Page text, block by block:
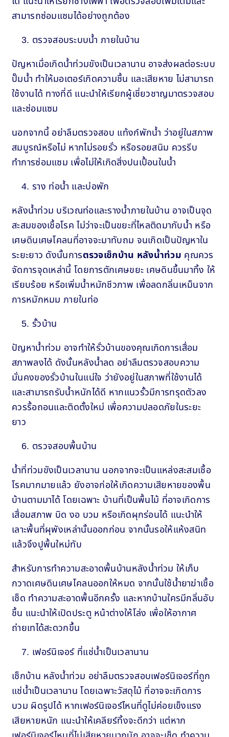
สามารถซ่อมแซมได้อย่างถูกต้อง
ตรวจสอบระบบน้ำ ภายในบ้าน
ปัญหาเมื่อเกิดน้ำท่วมขังเป็นเวลานาน อาจส่งผลต่อระบบ
ปั๊มน้ำ ทำให้มอเตอร์เกิดความชื้น และเสียหาย ไม่สามารถ
ใช้งานได้ ทางที่ดี แนะนำให้เรียกผู้เชี่ยวชาญมาตรวจสอบ
และซ่อมแซม
นอกจากนี้ อย่าลืมตรวจสอบ แท้งก์พักน้ำ ว่าอยู่ในสภาพ
สมบูรณ์หรือไม่ หากไม่รอยรั่ว หรือรอยสนิม ควรรีบ
ทำการซ่อมแซม เพื่อไม่ให้เกิดสิ่งปนเปื้อนในน้ำ
ราง ท่อน้ำ และบ่อพัก
หลังน้ำท่วม บริเวณท่อและรางน้ำภายในบ้าน อาจเป็นจุด
สะสมของเชื้อโรค ไม่ว่าจะเป็นขยะที่ไหลติดมากับน้ำ หรือ
เศษดินเศษโคลนที่อาจจะมาทับถม จนเกิดเป็นปัญหาใน
ระยะยาว ดังนั้นการตรวจเช็กบ้าน หลังน้ำท่วม คุณควร
จัดการจุดเหล่านี้ โดยการตักเศษขยะ เศษดินขึ้นมาทิ้ง ให้
เรียบร้อย หรือเพิ่มน้ำหมักชีวภาพ เพื่อลดกลิ่นเหม็นจาก
การหมักหมม ภายในท่อ
รั้วบ้าน
ปัญหาน้ำท่วม อาจทำให้รั่วบ้านของคุณเกิดการเสื่อม
สภาพลงได้ ดังนั้นหลังน้ำลด อย่าลืมตรวจสอบความ
มั่นคงของรั่วบ้านในแน่ใจ ว่ายังอยู่ในสภาพที่ใช้งานได้
และสามารถรับน้ำหนักได้ดี หากแนวรั้วมีการทรุดตัวลง
ควรรื้อถอนและติดตั้งใหม่ เพื่อความปลอดภัยในระยะ
ยาว
ตรวจสอบพื้นบ้าน
น้ำที่ท่วมขังเป็นเวลานาน นอกจากจะเป็นแหล่งสะสมเชื้อ
โรคมากมายแล้ว ยังอาจก่อให้เกิดความเสียหายของพื้น
บ้านตามมาได้ โดยเฉพาะ บ้านที่เป็นพื้นไม้ ที่อาจเกิดการ
เสื่อมสภาพ บิด งอ บวม หรือเกิดผุกร่อนได้ แนะนำให้
เลาะพื้นที่ผุพังเหล่านั้นออกก่อน จากนั้นรอให้แห้งสนิท
แล้วจึงปูพื้นใหม่ทับ
สำหรับการทำความสะอาดพื้นบ้านหลังน้ำท่วม ให้เก็บ
กวาดเศษดินเศษโคลนออกให้หมด จากนั้นใช้น้ำยาฆ่าเชื้อ
เช็ด ทำความสะอาดพื้นอีกครั้ง และหากบ้านใครมีกลิ่นอับ
ชื้น แนะนำให้เปิดประตู หน้าต่างให้โล่ง เพื่อให้อากาศ
ถ่ายเทได้สะดวกขึ้น
เฟอร์นิเจอร์ ที่แช่น้ำเป็นเวลานาน
เช็กบ้าน หลังน้ำท่วม อย่าลืมตรวจสอบเฟอร์นิเจอร์ที่ถูก
แช่น้ำเป็นเวลานาน โดยเฉพาะวัสดุไม้ ที่อาจจะเกิดการ
บวม ผิดรูปได้ หากเฟอร์นิเจอร์ไหนที่ดูไม่ค่อยเข็งแรง
เสียหายหนัก แนะนำให้เคลียร์ทิ้งจะดีกว่า แต่หาก